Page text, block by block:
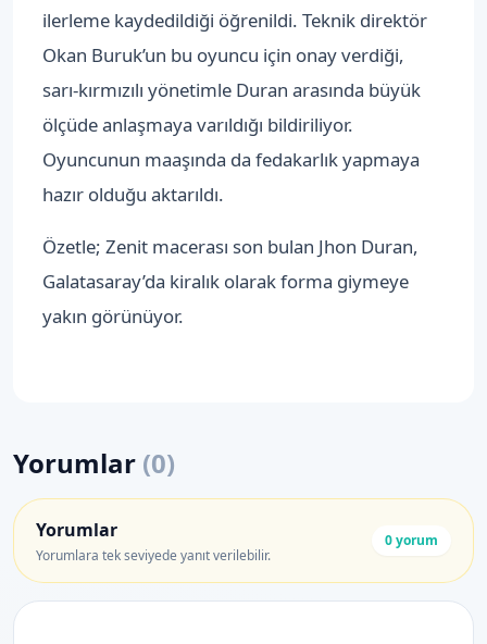
ilerleme kaydedildiği öğrenildi. Teknik direktör
Okan Buruk’un bu oyuncu için onay verdiği,
sarı-kırmızılı yönetimle Duran arasında büyük
ölçüde anlaşmaya varıldığı bildiriliyor.
Oyuncunun maaşında da fedakarlık yapmaya
hazır olduğu aktarıldı.
Özetle; Zenit macerası son bulan Jhon Duran,
Galatasaray’da kiralık olarak forma giymeye
yakın görünüyor.
Yorumlar (0)
Yorumlar
Yorumlara tek seviyede yanıt verilebilir.
0yorum